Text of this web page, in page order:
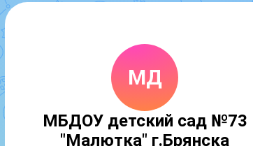
МД
МБДОУ детский сад №73
"Малютка" г.Брянска